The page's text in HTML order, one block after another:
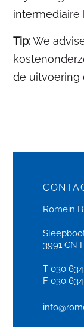
intermediaire
Tip:We
de uitvoering
Romein
3991 CN
T 030
F 030